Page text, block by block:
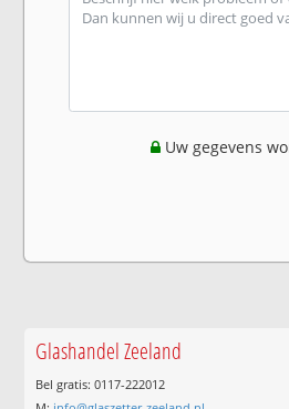
Uw gegevens
Glashandel Zeeland
Bel gratis: 0117-222012